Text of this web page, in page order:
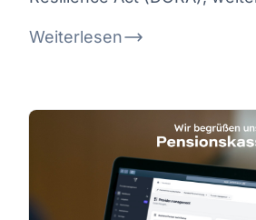
Weiterlesen